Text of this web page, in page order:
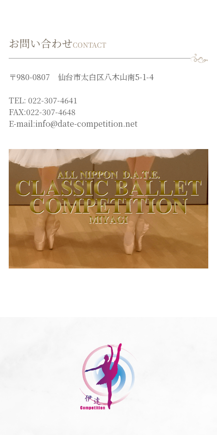
お問い合わせCONTACT
〒980-0807 仙台市太白区八木山南5-1-4
TEL: 022-307-4641
FAX:022-307-4648
E-mail:info@date-competition.net